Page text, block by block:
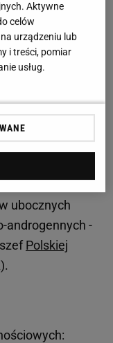
drostanolon
do grupy
Pierwsza
wpływa na
może być też
klomifen
oraz w
ubocznych
androgennych -
Polskiej
Aktywne
celów
urządzeniu lub
i treści, pomiar
usług.